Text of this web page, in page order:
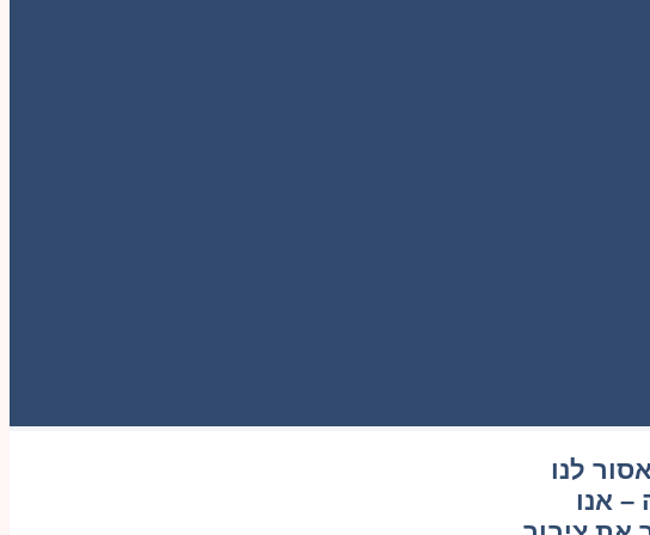
לנו
אנו